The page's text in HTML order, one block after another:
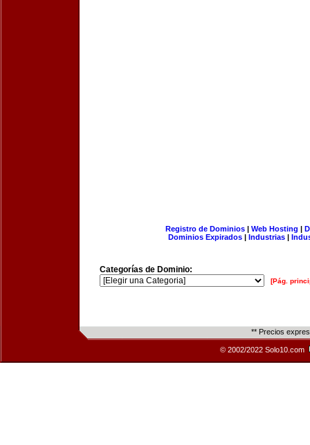
Registro de Dominios| Web Hosting |
Dominios Expirados | Industrias |
Categorías de Dominio:
[Pág.
** Precios
© 2002/2022 Solo10.com